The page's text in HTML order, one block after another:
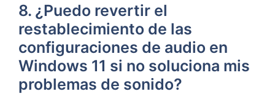
8. ¿Puedo revertir el
restablecimiento de las
configuraciones de audio en
Windows 11 si no soluciona mis
problemas de sonido?